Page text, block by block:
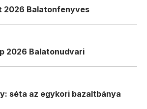
2026 Balatonfenyves
2026 Balatonudvari
séta az egykori bazaltbánya